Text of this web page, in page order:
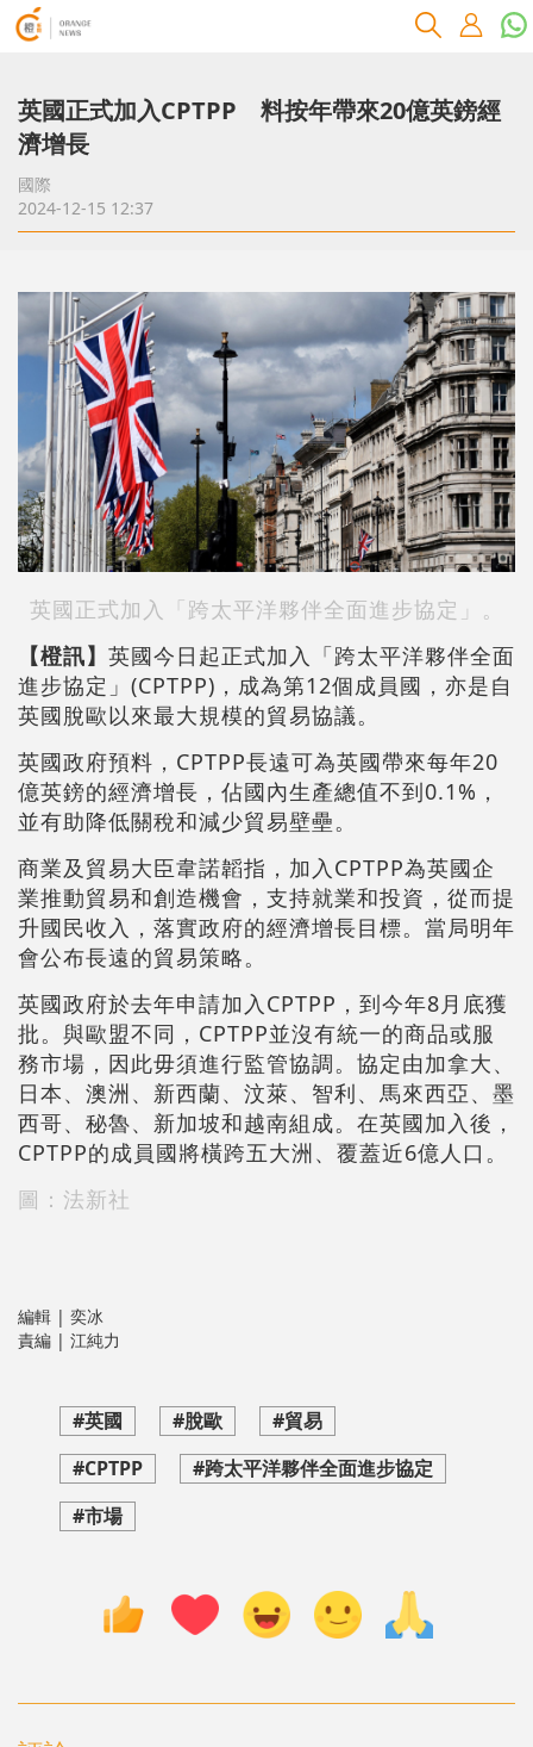
英國正式加入CPTPP 料按年帶來20億英鎊經
濟增長
國際
2024-12-15 12:37
英國正式加入「跨太平洋夥伴全面進步協定」。
【橙訊】 英國今日起正式加入「跨太平洋夥伴全面
進步協定」(CPTPP)，成為第12個成員國，亦是自
英國脫歐以來最大規模的貿易協議。
英國政府預料，CPTPP長遠可為英國帶來每年20
億英鎊的經濟增長，佔國內生產總值不到0.1%，
並有助降低關稅和減少貿易壁壘。
商業及貿易大臣韋諾韜指，加入CPTPP為英國企
業推動貿易和創造機會，支持就業和投資，從而提
升國民收入，落實政府的經濟增長目標。當局明年
會公布長遠的貿易策略。
英國政府於去年申請加入CPTPP，到今年8月底獲
批。與歐盟不同，CPTPP並沒有統一的商品或服
務市場，因此毋須進行監管協調。協定由加拿大、
日本、澳洲、新西蘭、汶萊、智利、馬來西亞、墨
西哥、秘魯、新加坡和越南組成。在英國加入後，
CPTPP的成員國將橫跨五大洲、覆蓋近6億人口。
圖：法新社
編輯 | 奕冰
責編 | 江純力
#英國 #脫歐
#貿易
#CPTPP
#跨太平洋夥伴全面進步協定
#市場